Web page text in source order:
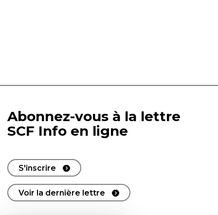
Abonnez-vous à la lettre
SCF Info en ligne
S'inscrire
Voir la dernière lettre